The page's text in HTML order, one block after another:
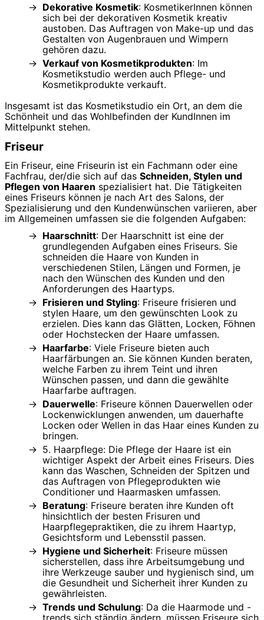
Dekorative Kosmetik: KosmetikerInnen können
sich bei der dekorativen Kosmetik kreativ
austoben. Das Auftragen von Make-up und das
Gestalten von Augenbrauen und Wimpern
gehören dazu.
Verkauf von Kosmetikprodukten: Im
Kosmetikstudio werden auch Pflege- und
Kosmetikprodukte verkauft.
Insgesamt ist das Kosmetikstudio ein Ort, an dem die
Schönheit und das Wohlbefinden der KundInnen im
Mittelpunkt stehen.
Friseur
Ein Friseur, eine Friseurin ist ein Fachmann oder eine
Fachfrau, der/die sich auf das Schneiden, Stylen und
Pflegen von Haaren spezialisiert hat. Die Tätigkeiten
eines Friseurs können je nach Art des Salons, der
Spezialisierung und den Kundenwünschen variieren, aber
im Allgemeinen umfassen sie die folgenden Aufgaben:
Haarschnitt: Der Haarschnitt ist eine der
grundlegenden Aufgaben eines Friseurs. Sie
schneiden die Haare von Kunden in
verschiedenen Stilen, Längen und Formen, je
nach den Wünschen des Kunden und den
Anforderungen des Haartyps.
Frisieren und Styling: Friseure frisieren und
stylen Haare, um den gewünschten Look zu
erzielen. Dies kann das Glätten, Locken, Föhnen
oder Hochstecken der Haare umfassen.
Haarfarbe: Viele Friseure bieten auch
Haarfärbungen an. Sie können Kunden beraten,
welche Farben zu ihrem Teint und ihren
Wünschen passen, und dann die gewählte
Haarfarbe auftragen.
Dauerwelle: Friseure können Dauerwellen oder
Lockenwicklungen anwenden, um dauerhafte
Locken oder Wellen in das Haar eines Kunden zu
bringen.
5. Haarpflege: Die Pflege der Haare ist ein
wichtiger Aspekt der Arbeit eines Friseurs. Dies
kann das Waschen, Schneiden der Spitzen und
das Auftragen von Pflegeprodukten wie
Conditioner und Haarmasken umfassen.
Beratung: Friseure beraten ihre Kunden oft
hinsichtlich der besten Frisuren und
Haarpflegepraktiken, die zu ihrem Haartyp,
Gesichtsform und Lebensstil passen.
Hygiene und Sicherheit: Friseure müssen
sicherstellen, dass ihre Arbeitsumgebung und
ihre Werkzeuge sauber und hygienisch sind, um
die Gesundheit und Sicherheit ihrer Kunden zu
gewährleisten.
Trends und Schulung: Da die Haarmode und -